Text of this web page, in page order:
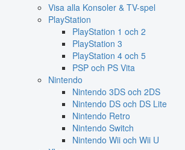
Visa alla Konsoler & TV-spel
PlayStation
PlayStation 1 och 2
PlayStation 3
PlayStation 4 och 5
PSP och PS Vita
Nintendo
Nintendo 3DS och 2DS
Nintendo DS och DS Lite
Nintendo Retro
Nintendo Switch
Nintendo Wii och Wii U